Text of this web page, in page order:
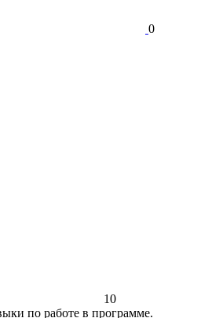
0
10
по работе в программе.